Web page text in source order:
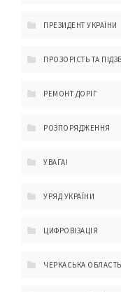
ПРЕЗИДЕНТ УКРАЇНИ
ПРОЗОРІСТЬ ТА
РЕМОНТ ДОРІГ
РОЗПОРЯДЖЕННЯ
УВАГА!
УРЯД УКРАЇНИ
ЦИФРОВІЗАЦІЯ
ЧЕРКАСЬКА ОБЛАСТЬ